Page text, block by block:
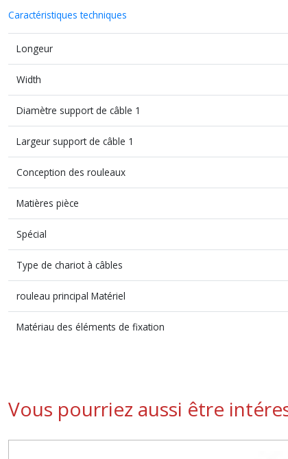
Caractéristiques techniques
Longeur
Width
Diamètre support de câble 1
Largeur support de câble 1
Conception des rouleaux
Matières pièce
Spécial
Type de chariot à câbles
rouleau principal Matériel
Matériau des éléments de fixation
Vous pourriez aussi être